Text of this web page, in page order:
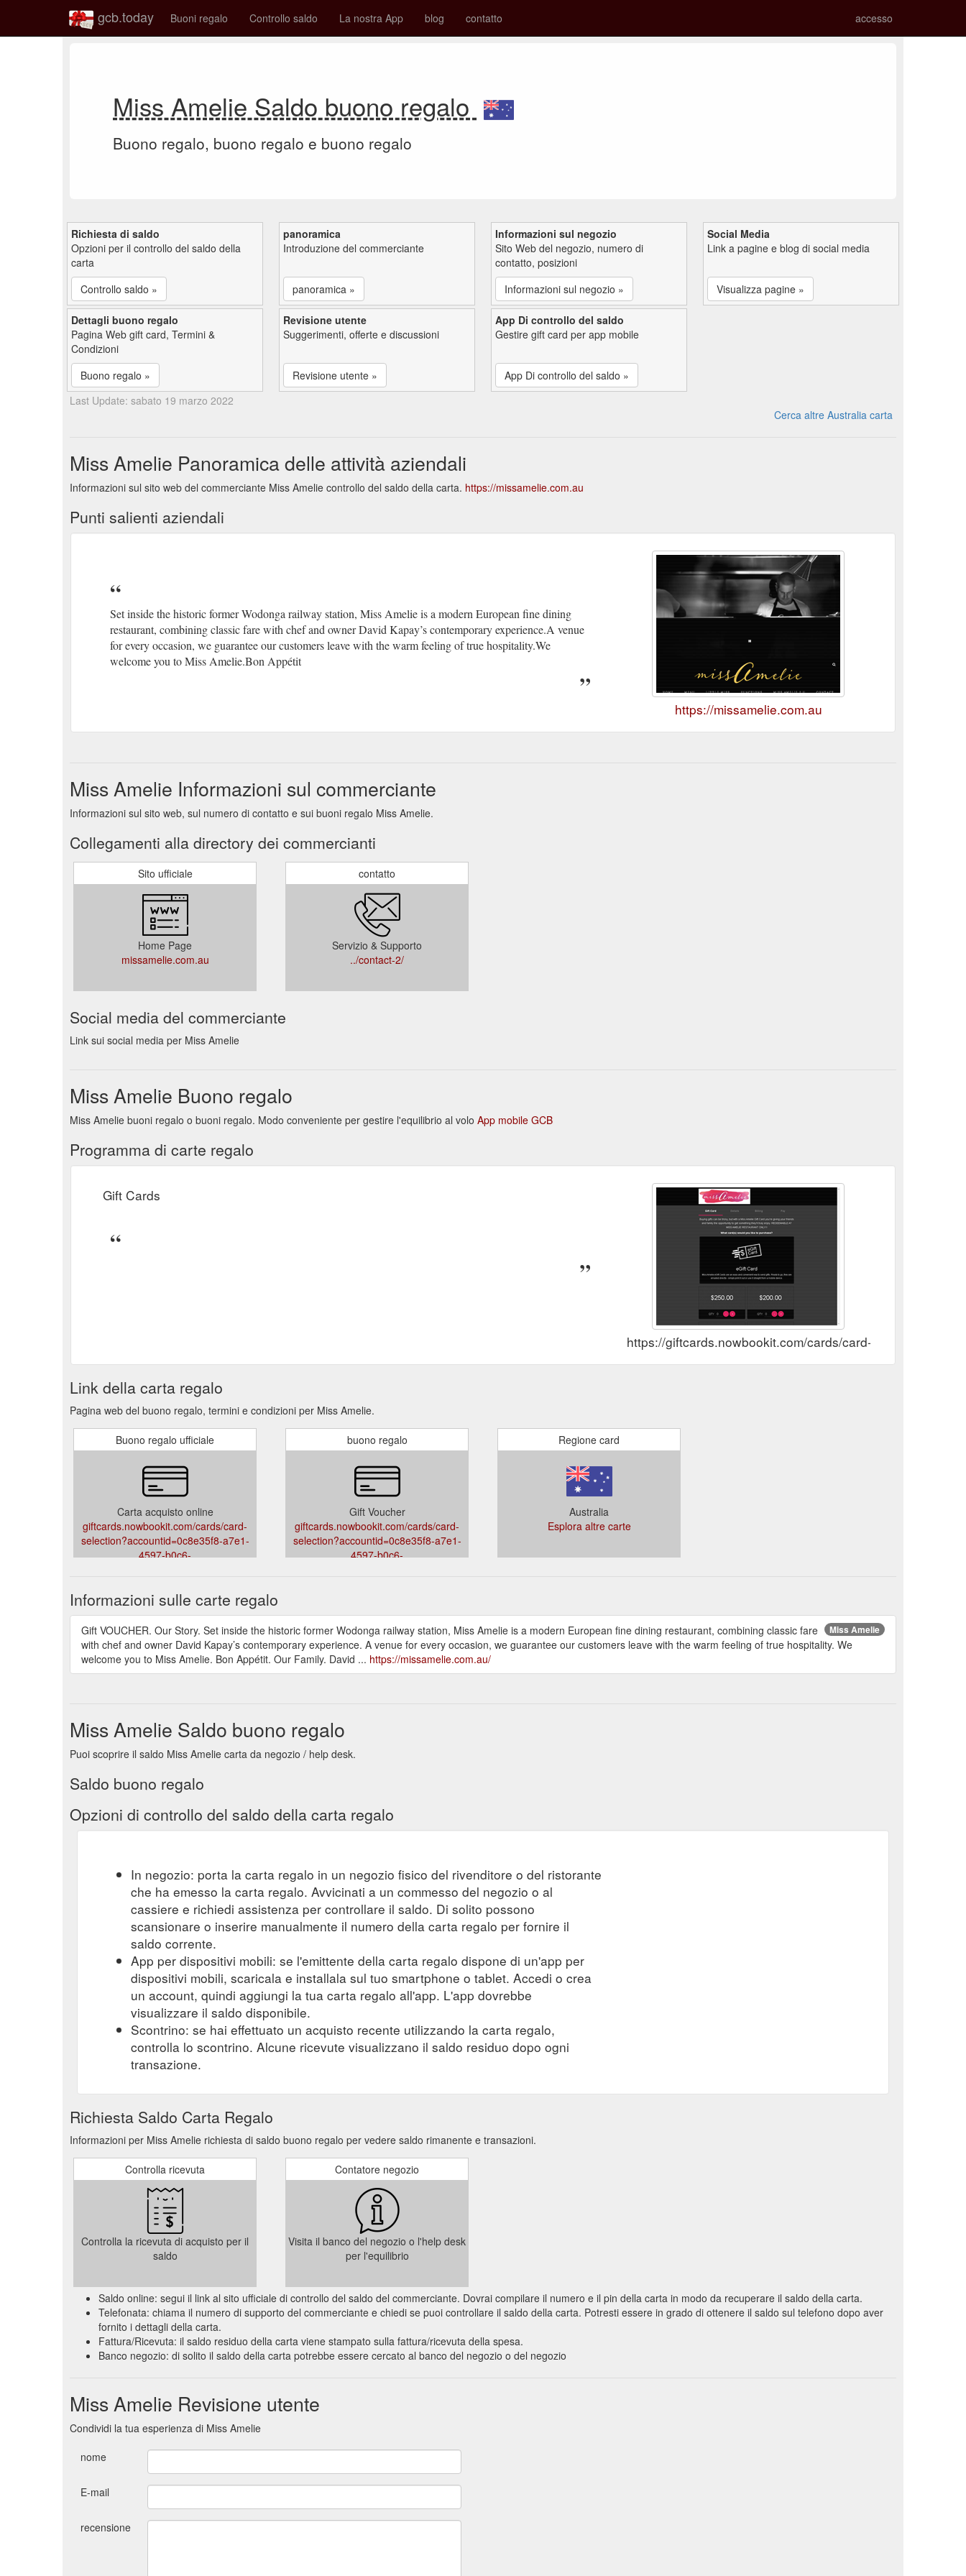
gcb.today Buoni regalo Controllo saldo La nostra App blog contatto accesso
Miss Amelie Saldo buono regalo
Buono regalo, buono regalo e buono regalo
Richiesta di saldo
Opzioni per il controllo del saldo della
carta
Controllo saldo »
panoramica
Introduzione del commerciante
panoramica »
Informazioni sul negozio
Sito Web del negozio, numero di
contatto, posizioni
Informazioni sul negozio »
Social Media
Link a pagine e blog di social media
Visualizza pagine »
Dettagli buono regalo
Pagina Web gift card, Termini &
Condizioni
Buono regalo »
Revisione utente
Suggerimenti, offerte e discussioni
Revisione utente »
App Di controllo del saldo
Gestire gift card per app mobile
App Di controllo del saldo »
Last Update: sabato 19 marzo 2022
Cerca altre Australia carta
Miss Amelie Panoramica delle attività aziendali
Informazioni sul sito web del commerciante Miss Amelie controllo del saldo della carta. https://missamelie.com.au
Punti salienti aziendali
Set inside the historic former Wodonga railway station, Miss Amelie is a modern European fine dining
restaurant, combining classic fare with chef and owner David Kapay’s contemporary experience.A venue
for every occasion, we guarantee our customers leave with the warm feeling of true hospitality.We
welcome you to Miss Amelie.Bon Appétit
https://missamelie.com.au
Miss Amelie Informazioni sul commerciante
Informazioni sul sito web, sul numero di contatto e sui buoni regalo Miss Amelie.
Collegamenti alla directory dei commercianti
Sito ufficiale
Home Page
missamelie.com.au
contatto
Servizio & Supporto
../contact-2/
Social media del commerciante
Link sui social media per Miss Amelie
Miss Amelie Buono regalo
Miss Amelie buoni regalo o buoni regalo. Modo conveniente per gestire l'equilibrio al volo App mobile GCB
Programma di carte regalo
Gift Cards
https://giftcards.nowbookit.com/cards/card-
Link della carta regalo
Pagina web del buono regalo, termini e condizioni per Miss Amelie.
Buono regalo ufficiale
Carta acquisto online
giftcards.nowbookit.com/cards/card-
selection?accountid=0c8e35f8-a7e1-
4597-b0c6-
buono regalo
Gift Voucher
giftcards.nowbookit.com/cards/card-
selection?accountid=0c8e35f8-a7e1-
4597-b0c6-
Regione card
Australia
Esplora altre carte
Informazioni sulle carte regalo
Miss Amelie
Gift VOUCHER. Our Story. Set inside the historic former Wodonga railway station, Miss Amelie is a modern European fine dining restaurant, combining classic fare
with chef and owner David Kapay’s contemporary experience. A venue for every occasion, we guarantee our customers leave with the warm feeling of true hospitality. We
welcome you to Miss Amelie. Bon Appétit. Our Family. David ... https://missamelie.com.au/
Miss Amelie Saldo buono regalo
Puoi scoprire il saldo Miss Amelie carta da negozio / help desk.
Saldo buono regalo
Opzioni di controllo del saldo della carta regalo
In negozio: porta la carta regalo in un negozio fisico del rivenditore o del ristorante
che ha emesso la carta regalo. Avvicinati a un commesso del negozio o al
cassiere e richiedi assistenza per controllare il saldo. Di solito possono
scansionare o inserire manualmente il numero della carta regalo per fornire il
saldo corrente.
App per dispositivi mobili: se l'emittente della carta regalo dispone di un'app per
dispositivi mobili, scaricala e installala sul tuo smartphone o tablet. Accedi o crea
un account, quindi aggiungi la tua carta regalo all'app. L'app dovrebbe
visualizzare il saldo disponibile.
Scontrino: se hai effettuato un acquisto recente utilizzando la carta regalo,
controlla lo scontrino. Alcune ricevute visualizzano il saldo residuo dopo ogni
transazione.
Richiesta Saldo Carta Regalo
Informazioni per Miss Amelie richiesta di saldo buono regalo per vedere saldo rimanente e transazioni.
Controlla ricevuta
Controlla la ricevuta di acquisto per il
saldo
Contatore negozio
Visita il banco del negozio o l'help desk
per l'equilibrio
Saldo online: segui il link al sito ufficiale di controllo del saldo del commerciante. Dovrai compilare il numero e il pin della carta in modo da recuperare il saldo della carta.
Telefonata: chiama il numero di supporto del commerciante e chiedi se puoi controllare il saldo della carta. Potresti essere in grado di ottenere il saldo sul telefono dopo aver
fornito i dettagli della carta.
Fattura/Ricevuta: il saldo residuo della carta viene stampato sulla fattura/ricevuta della spesa.
Banco negozio: di solito il saldo della carta potrebbe essere cercato al banco del negozio o del negozio
Miss Amelie Revisione utente
Condividi la tua esperienza di Miss Amelie
nome
E-mail
recensione